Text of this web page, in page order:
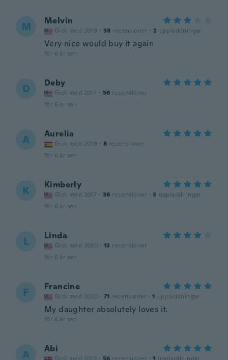
M Melvin
Gick med 2019 · 38 recensioner · 2 uppladdningar
Very nice would buy it again
för 6 år sen
D Deby
Gick med 2017 · 56 recensioner
för 6 år sen
A Aurelia
Gick med 2019 · 8 recensioner
för 6 år sen
K Kimberly
Gick med 2017 · 36 recensioner · 3 uppladdningar
för 6 år sen
L Linda
Gick med 2020 · 13 recensioner
för 6 år sen
F Francine
Gick med 2020 · 71 recensioner · 1 uppladdningar
My daughter absolutely loves it.
för 6 år sen
A Abi